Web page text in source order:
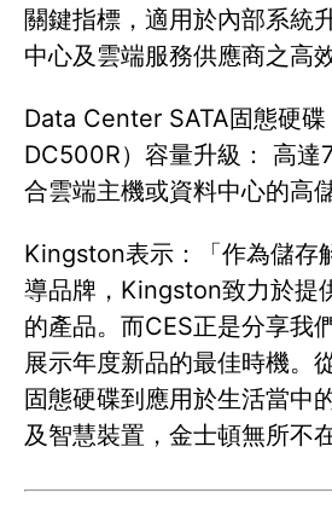
關鍵指標，適用於內部系統
中心及雲端服務供應商之高
Data Center SATA固態硬碟
DC500R）容量升級： 高達
合雲端主機或資料中心的高
Kingston表示：「作為儲存
導品牌，Kingston致力於提
的產品。而CES正是分享我
展示年度新品的最佳時機。
固態硬碟到應用於生活當中
及智慧裝置，金士頓無所不在